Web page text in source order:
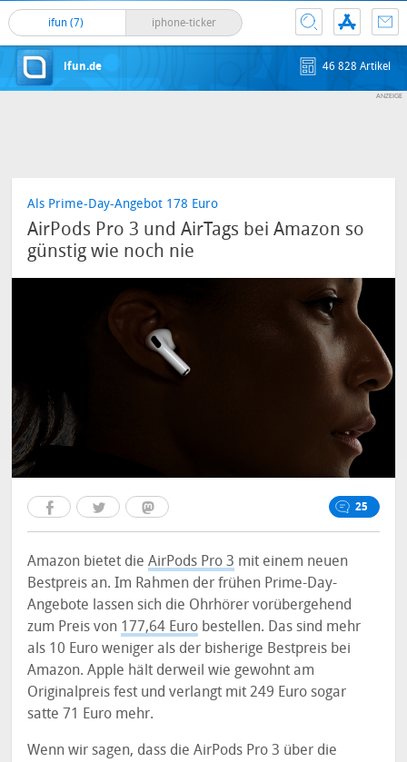
ifun (7) iphone-ticker
ifun.de 46 828 Artikel
Als Prime-Day-Angebot 178 Euro
AirPods Pro 3 und AirTags bei Amazon so
günstig wie noch nie
25
Amazon bietet dieAirPods Pro 3 mit einem neuen
Bestpreis an. Im Rahmen der frühen Prime-Day-
Angebote lassen sich die Ohrhörer vorübergehend
zum Preis von 177,64 Euro bestellen. Das sind mehr
als 10 Euro weniger als der bisherige Bestpreis bei
Amazon. Apple hält derweil wie gewohnt am
Originalpreis fest und verlangt mit 249 Euro sogar
satte 71 Euro mehr.
Wenn wir sagen, dass die AirPods Pro 3 über die